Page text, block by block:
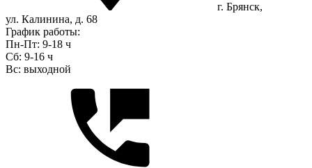
г. Брянск,
ул. Калинина, д. 68
График работы:
Пн-Пт: 9-18 ч
Сб: 9-16 ч
Вс: выходной